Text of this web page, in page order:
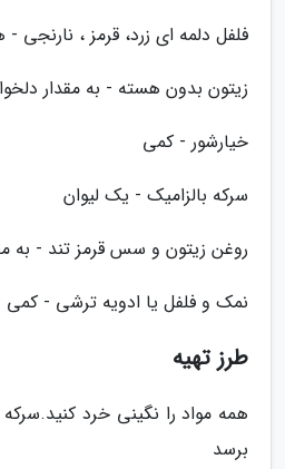
فلفل دلمه ای زرد، قرمز ، نارنجی
زیتون بدون هسته - به مقدار
خیارشور - کمی
سرکه بالزامیک - یک لیوان
روغن زیتون و سس قرمز تند - به
نمک و فلفل یا ادویه ترشی - کمی
طرز تهیه
همه مواد را نگینی خرد
برسد